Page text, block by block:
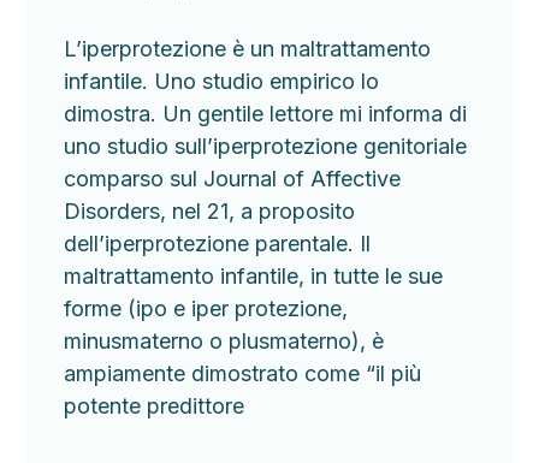
L’iperprotezione è un maltrattamento
infantile. Uno studio empirico lo
dimostra. Un gentile lettore mi informa di
uno studio sull’iperprotezione genitoriale
comparso sul Journal of Affective
Disorders, nel 21, a proposito
dell’iperprotezione parentale. Il
maltrattamento infantile, in tutte le sue
forme (ipo e iper protezione,
minusmaterno o plusmaterno), è
ampiamente dimostrato come “il più
potente predittore